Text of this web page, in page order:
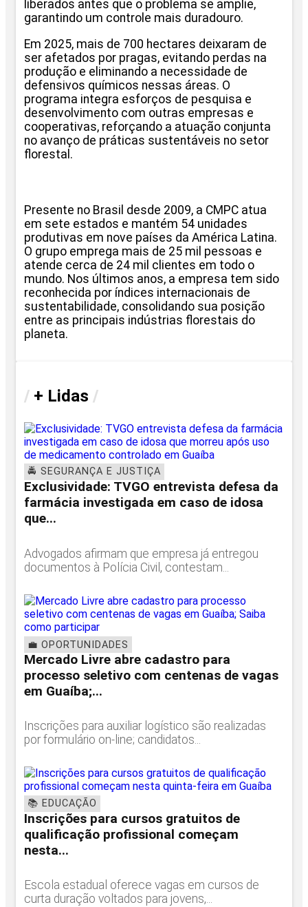
liberados antes que o problema se amplie,
garantindo um controle mais duradouro.
Em 2025, mais de 700 hectares deixaram de
ser afetados por pragas, evitando perdas na
produção e eliminando a necessidade de
defensivos químicos nessas áreas. O
programa integra esforços de pesquisa e
desenvolvimento com outras empresas e
cooperativas, reforçando a atuação conjunta
no avanço de práticas sustentáveis no setor
florestal.
Presente no Brasil desde 2009, a CMPC atua
em sete estados e mantém 54 unidades
produtivas em nove países da América Latina.
O grupo emprega mais de 25 mil pessoas e
atende cerca de 24 mil clientes em todo o
mundo. Nos últimos anos, a empresa tem sido
reconhecida por índices internacionais de
sustentabilidade, consolidando sua posição
entre as principais indústrias florestais do
planeta.
/ + Lidas /
🚔 SEGURANÇA E JUSTIÇA
Exclusividade: TVGO entrevista defesa da
farmácia investigada em caso de idosa
que...
Advogados afirmam que empresa já entregou
documentos à Polícia Civil, contestam...
💼 OPORTUNIDADES
Mercado Livre abre cadastro para
processo seletivo com centenas de vagas
em Guaíba;...
Inscrições para auxiliar logístico são realizadas
por formulário on-line; candidatos...
📚 EDUCAÇÃO
Inscrições para cursos gratuitos de
qualificação profissional começam
nesta...
Escola estadual oferece vagas em cursos de
curta duração voltados para jovens,...